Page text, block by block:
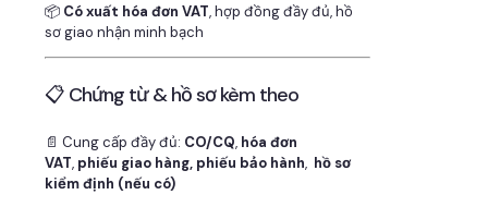
📦 Có xuất hóa đơn VAT, hợp đồng đầy đủ, hồ
sơ giao nhận minh bạch
📋 Chứng từ & hồ sơ kèm theo
📄 Cung cấp đầy đủ: CO/CQ, hóa đơn
VAT, phiếu giao hàng, phiếu bảo hành, hồ sơ
kiểm định (nếu có)